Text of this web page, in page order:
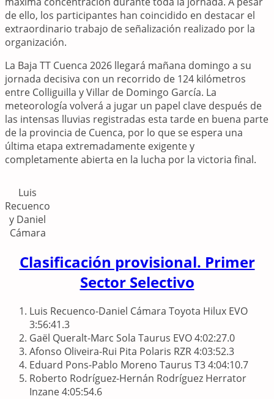
de ello, los participantes han coincidido en destacar el
extraordinario trabajo de señalización realizado por la
organización.
La Baja TT Cuenca 2026 llegará mañana domingo a su
jornada decisiva con un recorrido de 124 kilómetros
entre Colliguilla y Villar de Domingo García. La
meteorología volverá a jugar un papel clave después de
las intensas lluvias registradas esta tarde en buena parte
de la provincia de Cuenca, por lo que se espera una
última etapa extremadamente exigente y
completamente abierta en la lucha por la victoria final.
Luis
Recuenco
y Daniel
Cámara
Clasificación provisional. Primer
Sector Selectivo
Luis Recuenco-Daniel Cámara Toyota Hilux EVO
3:56:41.3
Gaël Queralt-Marc Sola Taurus EVO 4:02:27.0
Afonso Oliveira-Rui Pita Polaris RZR 4:03:52.3
Eduard Pons-Pablo Moreno Taurus T3 4:04:10.7
Roberto Rodríguez-Hernán Rodríguez Herrator
Inzane 4:05:54.6